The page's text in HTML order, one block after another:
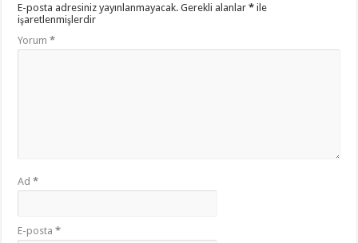
E-posta adresiniz yayınlanmayacak. Gerekli alanlar* ile
işaretlenmişlerdir
Yorum*
Ad*
E-posta*